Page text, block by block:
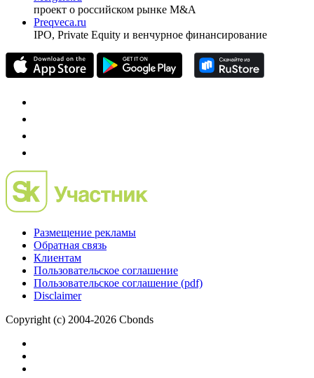
проект о российском рынке M&A
Preqveca.ru
IPO, Private Equity и венчурное финансирование
Размещение рекламы
Обратная связь
Клиентам
Пользовательское соглашение
Пользовательское соглашение (pdf)
Disclaimer
Copyright (c) 2004-2026 Cbonds